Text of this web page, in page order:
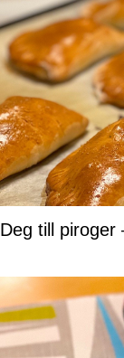
Deg till piroger